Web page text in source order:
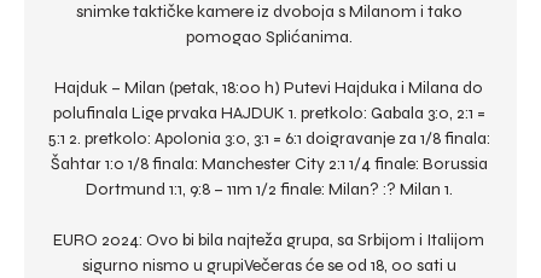
snimke taktičke kamere iz dvoboja s Milanom i tako
pomogao Splićanima.
Hajduk – Milan (petak, 18:00 h) Putevi Hajduka i Milana do
polufinala Lige prvaka HAJDUK 1. pretkolo: Gabala 3:0, 2:1 =
5:1 2. pretkolo: Apolonia 3:0, 3:1 = 6:1 doigravanje za 1/8 finala:
Šahtar 1:0 1/8 finala: Manchester City 2:1 1/4 finale: Borussia
Dortmund 1:1, 9:8 – 11m 1/2 finale: Milan? :? Milan 1.
EURO 2024: Ovo bi bila najteža grupa, sa Srbijom i Italijom
sigurno nismo u grupiVečeras će se od 18, 00 sati u